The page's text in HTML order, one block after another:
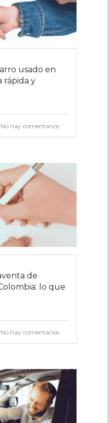
usado en
rápida y
No hay comentarios
de
lo que
No hay comentarios